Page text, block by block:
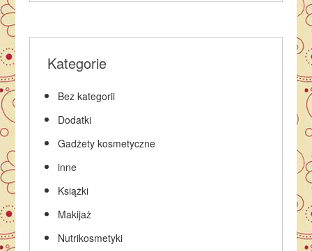
Kategorie
Bez kategorii
Dodatki
Gadżety kosmetyczne
inne
Książki
Makijaż
Nutrikosmetyki